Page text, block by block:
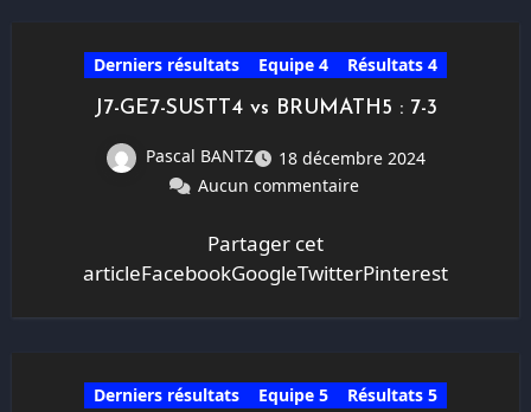
Derniers résultats Equipe 4 Résultats 4
J7-GE7-SUSTT4 vs BRUMATH5 : 7-3
Pascal BANTZ
18 décembre 2024
Aucun commentaire
Partager cet
articleFacebookGoogleTwitterPinterest
Derniers résultats Equipe 5 Résultats 5